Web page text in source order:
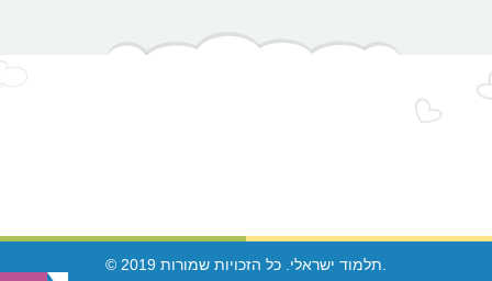
© 2019 תלמוד ישראלי. כל הזכויות שמורות.